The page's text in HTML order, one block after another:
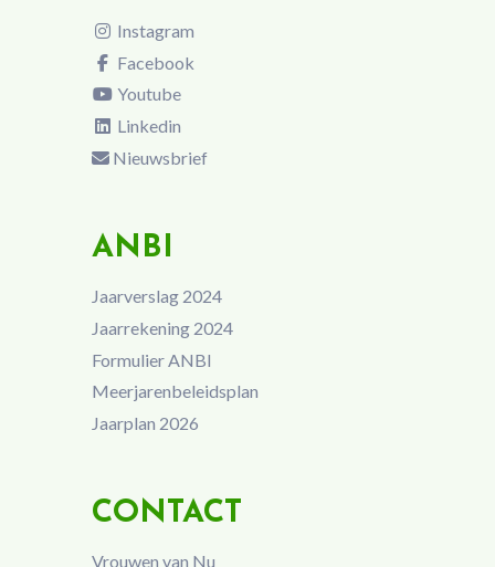
Instagram
Facebook
Youtube
Linkedin
Nieuwsbrief
ANBI
Jaarverslag 2024
Jaarrekening 2024
Formulier ANBI
Meerjarenbeleidsplan
Jaarplan 2026
CONTACT
Vrouwen van Nu